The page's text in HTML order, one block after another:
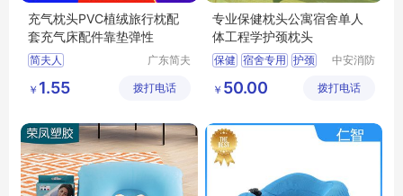
充气枕头PVC植绒旅行枕配
套充气床配件靠垫弹性
简夫人
广东简夫
限公司
￥ 1.55 拨打电话
专业保健枕头公寓宿舍单人
体工程学护颈枕头
保健 宿舍专用 护颈
中安消防
东）有限
￥ 50.00 拨打电话